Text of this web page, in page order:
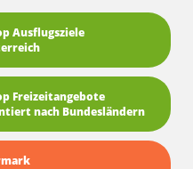
Ausflugsziele
Freizeitangebote
nach Bundesländern